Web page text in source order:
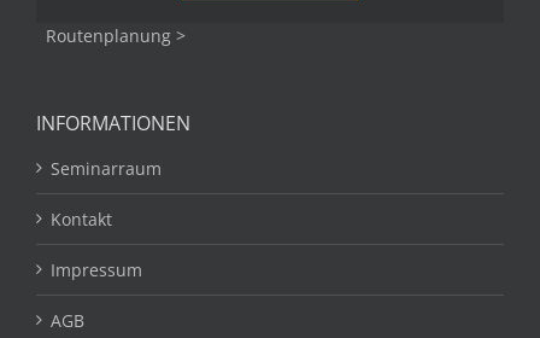
Routenplanung >
INFORMATIONEN
Seminarraum
Kontakt
Impressum
AGB